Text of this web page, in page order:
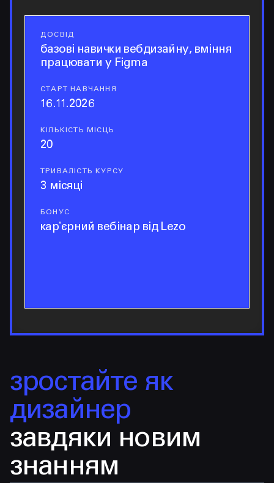
досвід
ДОСВІД
базові навички вебдизайну, вміння
працювати у Figma
старт навчання
СТАРТ НАВЧАННЯ
16.11.2026
кількість місць
КІЛЬКІСТЬ МІСЦЬ
20
тривалість курсу
ТРИВАЛІСТЬ КУРСУ
3 місяці
бонус
БОНУС
карʼєрний вебінар від Lezo
зростайте як
дизайнер
завдяки новим
знанням